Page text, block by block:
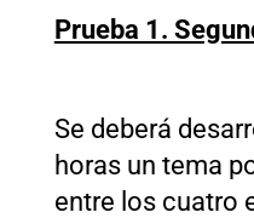
Prueba 1.
Se deberá
horasun tema
entre los cuatro